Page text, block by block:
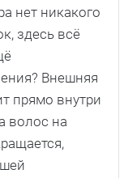
нет никакого
здесь всё
Внешняя
прямо внутри
волос на